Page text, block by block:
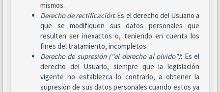
mismos.
Derecho de rectificación: Es el derecho del Usuario a
que se modifiquen sus datos personales que
resulten ser inexactos o, teniendo en cuenta los
fines del tratamiento, incompletos.
Derecho de supresión ("el derecho al olvido"): Es el
derecho del Usuario, siempre que la legislación
vigente no establezca lo contrario, a obtener la
supresión de sus datos personales cuando estos ya